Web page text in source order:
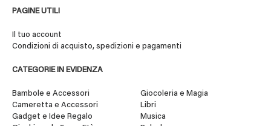
PAGINE UTILI
Il tuo account
Condizioni di acquisto, spedizioni e pagamenti
CATEGORIE IN EVIDENZA
Bambole e Accessori
Cameretta e Accessori
Gadget e Idee Regalo
Giocoleria e Magia
Libri
Musica